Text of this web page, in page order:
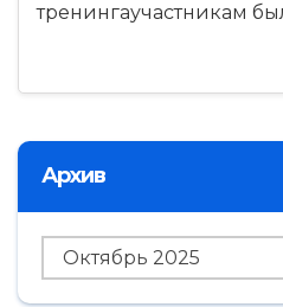
тренингаучастникам
Архив
Архив